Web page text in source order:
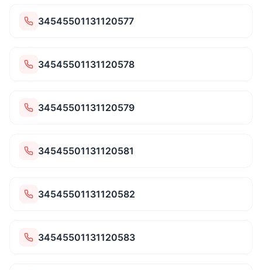
34545501131120577
34545501131120578
34545501131120579
34545501131120581
34545501131120582
34545501131120583